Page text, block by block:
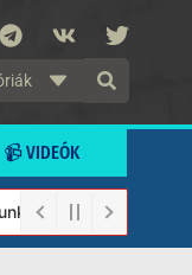
📹 VIDEÓK
kívánó